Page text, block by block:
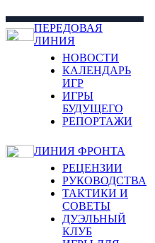
ПЕРЕДОВАЯ
ЛИНИЯ
НОВОСТИ
КАЛЕНДАРЬ
ИГР
ИГРЫ
БУДУЩЕГО
РЕПОРТАЖИ
ЛИНИЯ ФРОНТА
РЕЦЕНЗИИ
РУКОВОДСТВА
ТАКТИКИ И
СОВЕТЫ
ДУЭЛЬНЫЙ
КЛУБ